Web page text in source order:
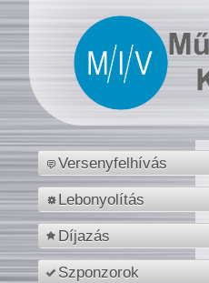
Versenyfelhívás
Lebonyolítás
Díjazás
Szponzorok